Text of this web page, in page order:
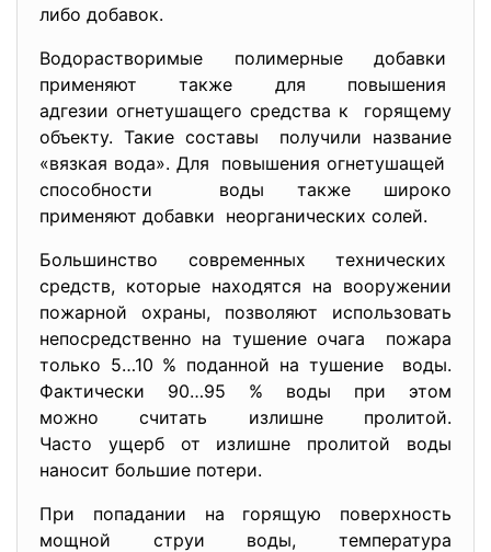
либо добавок.
Водорастворимые полимерные добавки
применяют также для повышения
адгезии огнетушащего средства к горящему
объекту. Такие составы получили название
«вязкая вода». Для повышения огнетушащей
способности воды также широко
применяют добавки неорганических солей.
Большинство современных технических
средств, которые находятся на вооружении
пожарной охраны, позволяют использовать
непосредственно на тушение очага пожара
только 5…10 % поданной на тушение воды.
Фактически 90…95 % воды при этом
можно считать излишне пролитой.
Часто ущерб от излишне пролитой воды
наносит большие потери.
При попадании на горящую поверхность
мощной струи воды, температура